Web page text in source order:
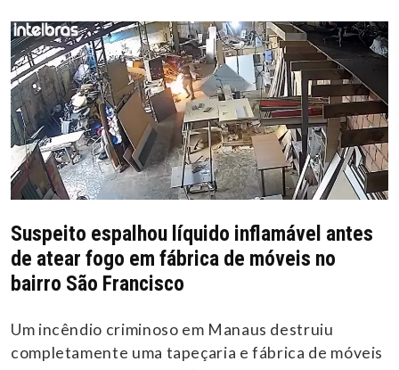
Suspeito espalhou líquido inflamável antes
de atear fogo em fábrica de móveis no
bairro São Francisco
Um incêndio criminoso em Manaus destruiu
completamente uma tapeçaria e fábrica de móveis